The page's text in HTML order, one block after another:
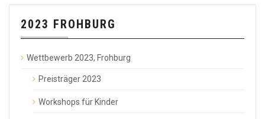
2023 FROHBURG
Wettbewerb 2023, Frohburg
Preisträger 2023
Workshops für Kinder